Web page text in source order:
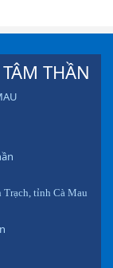
THẦN
tỉnh Cà Mau